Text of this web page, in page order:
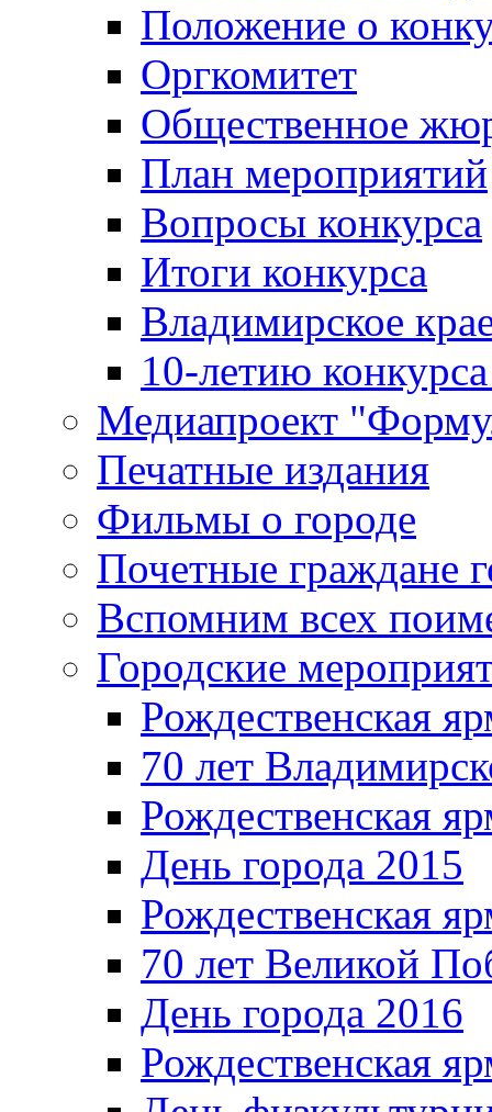
Положение о
Оргкомитет
Общественное
План мероприятий
Вопросы конкурса
Итоги конкурса
Владимирское
10-летию
Медиапроект
Печатные издания
Фильмы о городе
Почетные граждане
Вспомним всех
Городские
Рождественская
70 лет
Рождественская
День города 2015
Рождественская
70 лет Великой
День города 2016
Рождественская